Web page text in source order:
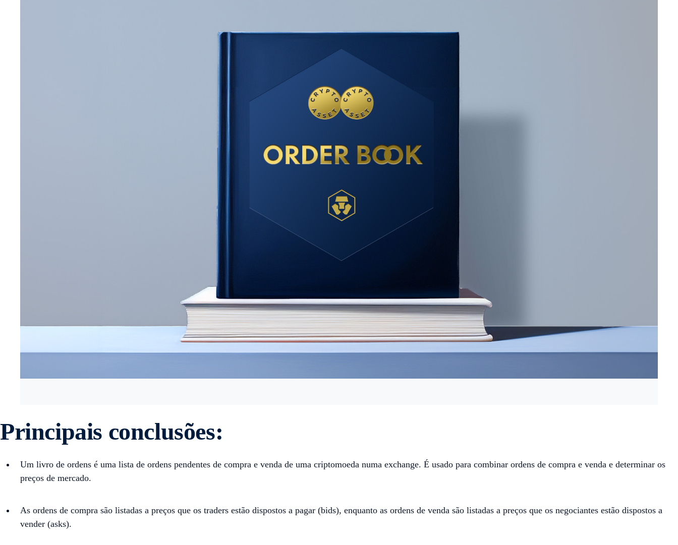
Principais conclusões:
Um livro de ordens é uma lista de ordens pendentes de compra e venda de uma criptomoeda numa exchange. É usado para combinar ordens de compra e venda e determinar os
preços de mercado.
As ordens de compra são listadas a preços que os traders estão dispostos a pagar (bids), enquanto as ordens de venda são listadas a preços que os negociantes estão dispostos a
vender (asks).